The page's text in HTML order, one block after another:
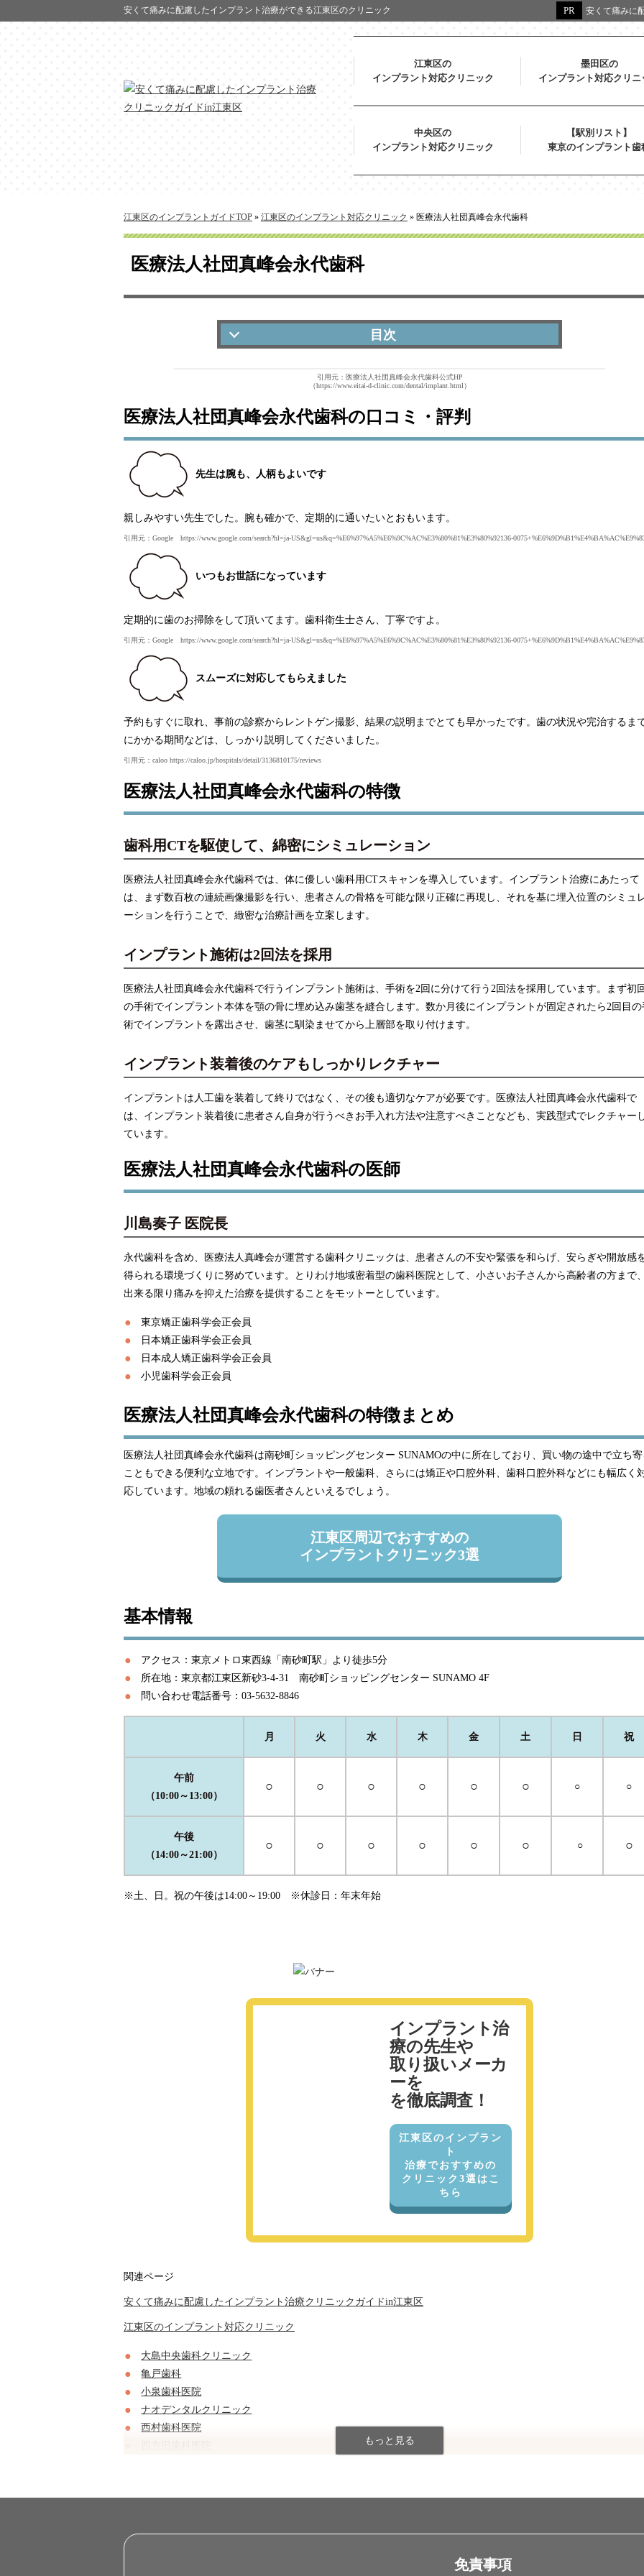
安くて痛みに
安くて痛みに配慮したインプラント治療ができる江東区のクリニック
江東区の
インプラント対応クリニック
墨田区の
インプラント対応クリニ
中央区の
インプラント対応クリニック
【駅別リスト】
東京のインプラント歯
江東区のインプラントガイドTOP » 江東区のインプラント対応クリニック » 医療法人社団真峰会永代歯科
医療法人社団真峰会永代歯科
医療法人社団真峰会永代歯科の特徴
医療法人社団真峰会永代歯科の医師
医療法人社団真峰会永代歯科の特徴まとめ
引用元：医療法人社団真峰会永代歯科公式HP
（https://www.eitai-d-clinic.com/dental/implant.html）
医療法人社団真峰会永代歯科の口コミ・評判
先生は腕も、人柄もよいです
親しみやすい先生でした。腕も確かで、定期的に通いたいとおもいます。
引用元：Google https://www.google.com/search?hl=ja-US&gl=us&q=%E6%97%A5%E6%9C%AC%E3%80%81%E3%80%92136-
いつもお世話になっています
定期的に歯のお掃除をして頂いてます。歯科衛生士さん、丁寧ですよ。
引用元：Google https://www.google.com/search?hl=ja-US&gl=us&q=%E6%97%A5%E6%9C%AC%E3%80%81%E3%80%92136-
スムーズに対応してもらえました
予約もすぐに取れ、事前の診察からレントゲン撮影、結果の説明までとても早かったです。歯の状況や完治するま
にかかる期間などは、しっかり説明してくださいました。
引用元：caloo https://caloo.jp/hospitals/detail/3136810175/reviews
医療法人社団真峰会永代歯科の特徴
歯科用CTを駆使して、綿密にシミュレーション
医療法人社団真峰会永代歯科では、体に優しい歯科用CTスキャンを導入しています。インプラント治療にあたって
は、まず数百枚の連続画像撮影を行い、患者さんの骨格を可能な限り正確に再現し、それを基に埋入位置のシミュ
ーションを行うことで、緻密な治療計画を立案します。
インプラント施術は2回法を採用
医療法人社団真峰会永代歯科で行うインプラント施術は、手術を2回に分けて行う2回法を採用しています。まず初
の手術でインプラント本体を顎の骨に埋め込み歯茎を縫合します。数か月後にインプラントが固定されたら2回目の
術でインプラントを露出させ、歯茎に馴染ませてから上層部を取り付けます。
インプラント装着後のケアもしっかりレクチャー
インプラントは人工歯を装着して終りではなく、その後も適切なケアが必要です。医療法人社団真峰会永代歯科で
は、インプラント装着後に患者さん自身が行うべきお手入れ方法や注意すべきことなども、実践型式でレクチャー
ています。
医療法人社団真峰会永代歯科の医師
川島奏子 医院長
永代歯科を含め、医療法人真峰会が運営する歯科クリニックは、患者さんの不安や緊張を和らげ、安らぎや開放感
得られる環境づくりに努めています。とりわけ地域密着型の歯科医院として、小さいお子さんから高齢者の方まで
出来る限り痛みを抑えた治療を提供することをモットーとしています。
東京矯正歯科学会正会員
日本矯正歯科学会正会員
日本成人矯正歯科学会正会員
小児歯科学会正会員
医療法人社団真峰会永代歯科の特徴まとめ
医療法人社団真峰会永代歯科は南砂町ショッピングセンター SUNAMOの中に所在しており、買い物の途中で立ち
こともできる便利な立地です。インプラントや一般歯科、さらには矯正や口腔外科、歯科口腔外科などにも幅広く
応しています。地域の頼れる歯医者さんといえるでしょう。
江東区周辺でおすすめの
インプラントクリニック3選
基本情報
アクセス：東京メトロ東西線「南砂町駅」より徒歩5分
所在地：東京都江東区新砂3-4-31 南砂町ショッピングセンター SUNAMO 4F
問い合わせ電話番号：03-5632-8846
月 火 水 木 金 土 日 祝
午前
（10:00～13:00）
○ ○ ○ ○ ○ ○ ○ ○
午後
（14:00～21:00）
○ ○ ○ ○ ○ ○ ○ ○
※土、日。祝の午後は14:00～19:00 ※休診日：年末年始
インプラント治
療の先生や
取り扱いメーカ
ーを
を徹底調査！
江東区のインプラン
ト
治療でおすすめの
クリニック3選はこ
ちら
関連ページ
安くて痛みに配慮したインプラント治療クリニックガイドin江東区
江東区のインプラント対応クリニック
大島中央歯科クリニック
亀戸歯科
小泉歯科医院
ナオデンタルクリニック
西村歯科医院
門前仲町髙木歯科
免責事項